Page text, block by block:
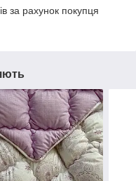
за рахунок покупця